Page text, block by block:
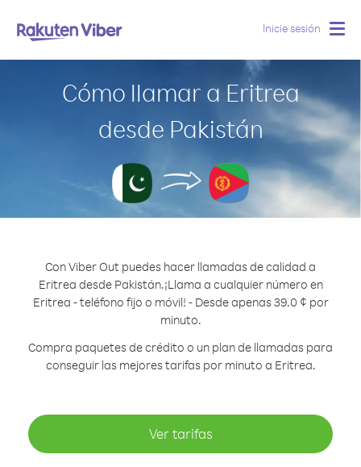
Inicie sesión
Cómo llamar a Eritrea
desde Pakistán
Con Viber Out puedes hacer llamadas de calidad a
Eritrea desde Pakistán.¡Llama a cualquier número en
Eritrea - teléfono fijo o móvil! - Desde apenas 39.0 ¢ por
minuto.
Compra paquetes de crédito o un plan de llamadas para
conseguir las mejores tarifas por minuto a Eritrea.
Ver tarifas